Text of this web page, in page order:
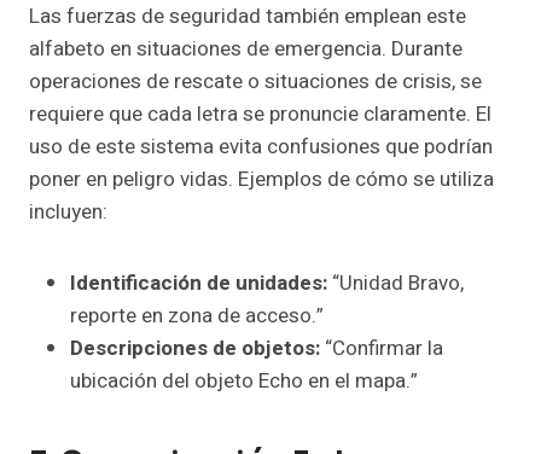
Las fuerzas de seguridad también emplean este
alfabeto en situaciones de emergencia. Durante
operaciones de rescate o situaciones de crisis, se
requiere que cada letra se pronuncie claramente. El
uso de este sistema evita confusiones que podrían
poner en peligro vidas. Ejemplos de cómo se utiliza
incluyen:
Identificación de unidades: “Unidad Bravo,
reporte en zona de acceso.”
Descripciones de objetos: “Confirmar la
ubicación del objeto Echo en el mapa.”